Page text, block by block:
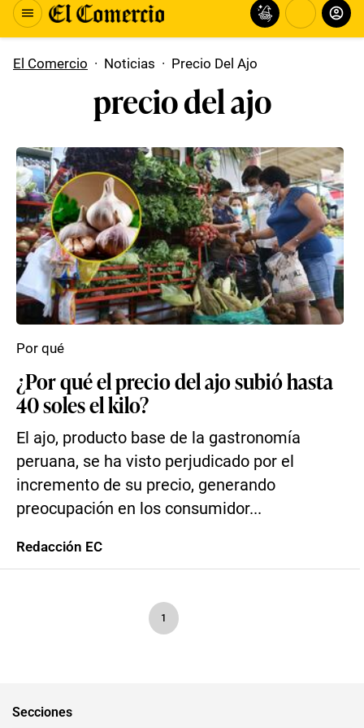
El Comercio · Noticias · Precio Del Ajo
precio del ajo
¿Por qué el precio del ajo subió hasta
40 soles el kilo?
El ajo, producto base de la gastronomía
peruana, se ha visto perjudicado por el
incremento de su precio, generando
preocupación en los consumidor...
Por qué
Redacción EC
1
Secciones